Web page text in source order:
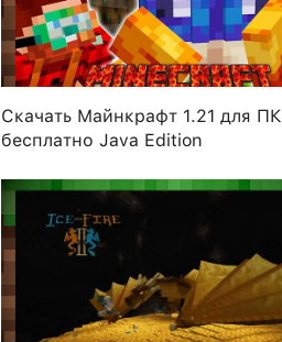
Скачать Майнкрафт 1.21 для ПК
бесплатно Java Edition